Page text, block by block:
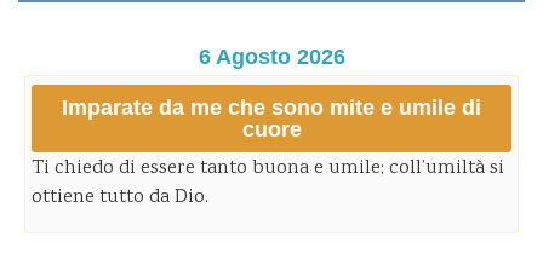
6 Agosto 2026
Imparate da me che sono mite e umile di
cuore
Ti chiedo di essere tanto buona e umile; coll’umiltà si
ottiene tutto da Dio.